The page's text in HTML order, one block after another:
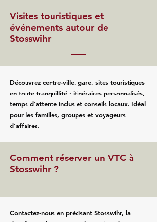
Visites touristiques et
événements autour de
Stosswihr
Découvrez centre-ville, gare, sites touristiques
en toute tranquillité : itinéraires personnalisés,
temps d’attente inclus et conseils locaux. Idéal
pour les familles, groupes et voyageurs
d’affaires.
Comment réserver un VTC à
Stosswihr ?
Contactez‑nous en précisant Stosswihr, la